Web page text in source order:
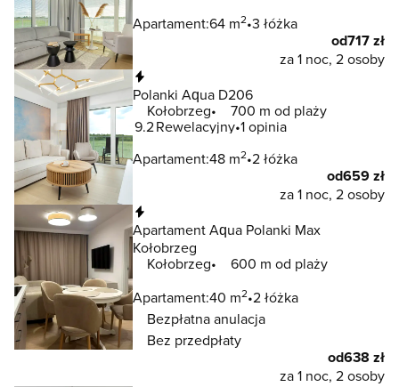
Apartament:64 m2 3 łóżka
od717 zł
za 1 noc, 2 osoby
Polanki Aqua D206
Kołobrzeg
700 m od plaży
9.2Rewelacyjny 1 opinia
Apartament:48 m2 2 łóżka
od659 zł
za 1 noc, 2 osoby
Apartament Aqua Polanki Max
Kołobrzeg
Kołobrzeg
600 m od plaży
Apartament:40 m2 2 łóżka
Bezpłatna anulacja
Bez przedpłaty
od638 zł
za 1 noc, 2 osoby